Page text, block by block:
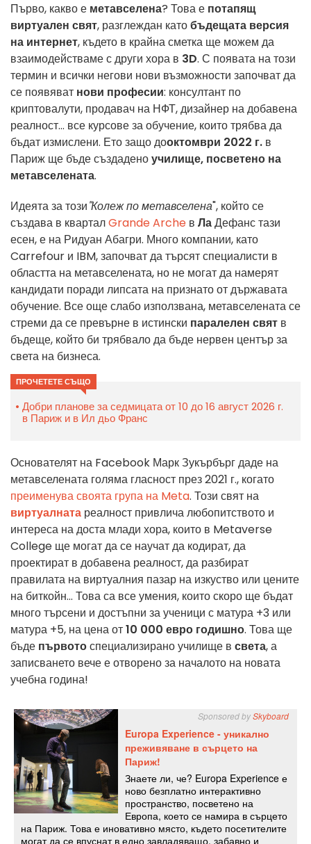
Първо, какво е метавселена? Това е потапящ
виртуален свят, разглеждан катобъдещата версия
на интернет, където в крайна сметка ще можем да
взаимодействаме с други хора в 3D. С появата на този
термин и всички негови нови възможности започват да
се появяват нови професии: консултант по
криптовалути, продавач на НФТ, дизайнер на добавена
реалност... все курсове за обучение, които трябва да
бъдат измислени. Ето защо дооктомври 2022 г. в
Париж ще бъде създаденоучилище, посветено на
метавселената.
Идеята за този"Колеж по метавселена", който се
създава в кварталGrande Arche в ЛаДефанс тази
есен, е на Ридуан Абагри. Много компании, като
Carrefour и IBM, започват да търсят специалисти в
областта на метавселената, но не могат да намерят
кандидати поради липсата на признато от държавата
обучение. Все още слабо използвана, метавселената се
стреми да се превърне в истински паралелен свят в
бъдеще, който би трябвало да бъде нервен център за
света на бизнеса.
ПРОЧЕТЕТЕ СЪЩО
Добри планове за седмицата от 10 до 16 август 2026 г.
в Париж и в Ил дьо Франс
Основателят на Facebook Марк Зукърбърг даде на
метавселената голяма гласност през 2021 г., когато
преименува своята група на Meta. Този свят на
виртуалната реалност привлича любопитството и
интереса на доста млади хора, които в Metaverse
College ще могат да се научат да кодират, да
проектират в добавена реалност, да разбират
правилата на виртуалния пазар на изкуство или цените
на биткойн... Това са все умения, които скоро ще бъдат
много търсени и достъпни за ученици с матура +3 или
матура +5, на цена от10 000 евро годишно. Това ще
бъде първотоспециализирано училище в света, а
записването вече е отворено за началото на новата
учебна година!